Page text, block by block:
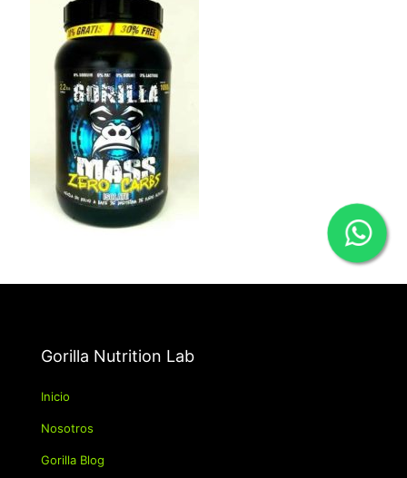
Gorilla Nutrition Lab
Inicio
Nosotros
Gorilla Blog